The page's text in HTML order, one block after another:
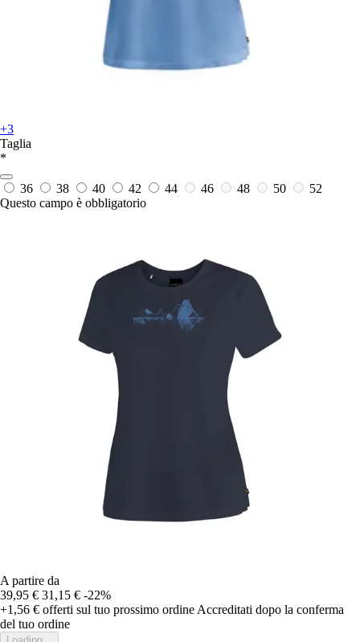
+3
Taglia
*
36 38 40 42 44 46 48 50
52
Questo campo è obbligatorio
A partire da
39,95 € 31,15 € -22%
+1,56 € offerti sul tuo prossimo ordine Accreditati dopo la conferma
del tuo ordine